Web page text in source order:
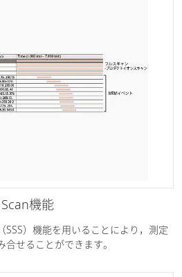
機能
）機能を用いることにより，測定
せることができます。